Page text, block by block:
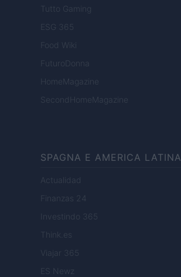
Tutto Gaming
ESG 365
Food Wiki
FuturoDonna
HomeMagazine
SecondHomeMagazine
SPAGNA E AMERICA LATINA
Actualidad
Finanzas 24
Investindo 365
Think.es
Viajar 365
ES Newz